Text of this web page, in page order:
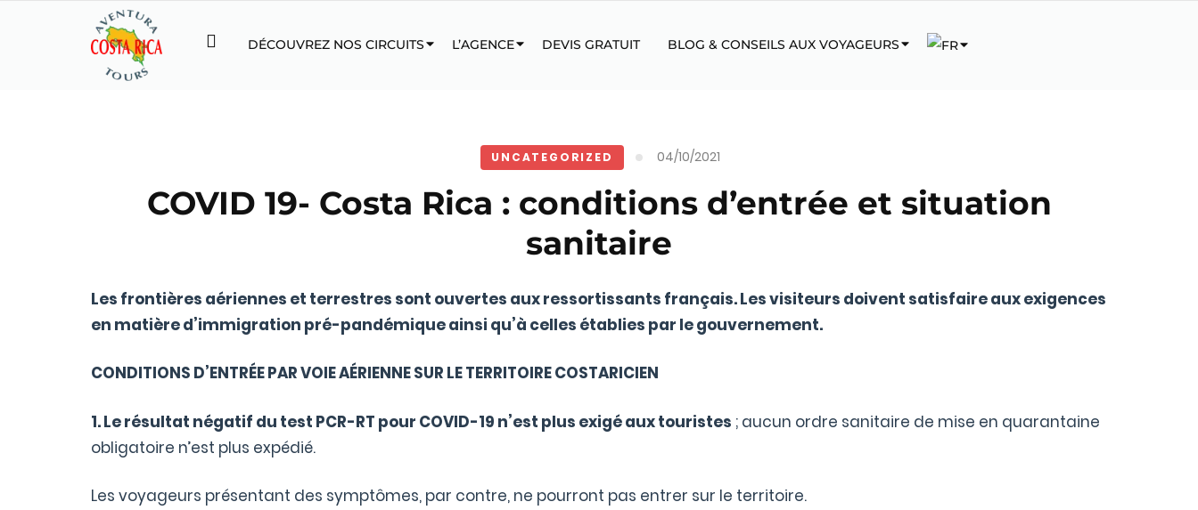
DÉCOUVREZ NOS CIRCUITS L’AGENCE DEVIS GRATUIT BLOG & CONSEILS AUX VOYAGEURS
UNCATEGORIZED 04/10/2021
COVID 19- Costa Rica : conditions d’entrée et situation
sanitaire
Les frontières aériennes et terrestres sont ouvertes aux ressortissants français. Les visiteurs doivent satisfaire aux exigences
en matière d’immigration pré-pandémique ainsi qu’à celles établies par le gouvernement.
CONDITIONS D’ENTRÉE PAR VOIE AÉRIENNE SUR LE TERRITOIRE COSTARICIEN
1. Le résultat négatif du test PCR-RT pour COVID-19 n’est plus exigé aux touristes ; aucun ordre sanitaire de mise en quarantaine
obligatoire n’est plus expédié.
Les voyageurs présentant des symptômes, par contre, ne pourront pas entrer sur le territoire.